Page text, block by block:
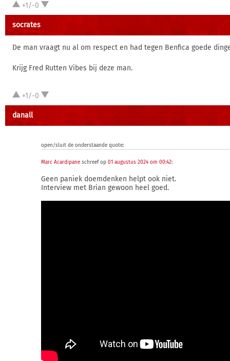
+1/-0
socrates
De man vraagt nu al om respect en had tegen Benfica goede
Krijg Fred Rutten Vibes bij deze man.
+1/-0
danall
open/sluit de onderstaande quote:
Marc Acardipane schreef op 01 augustus 2024 om 00:42:
Geen paniek doemdenken helpt ook niet.
Interview met Brian gewoon heel goed.